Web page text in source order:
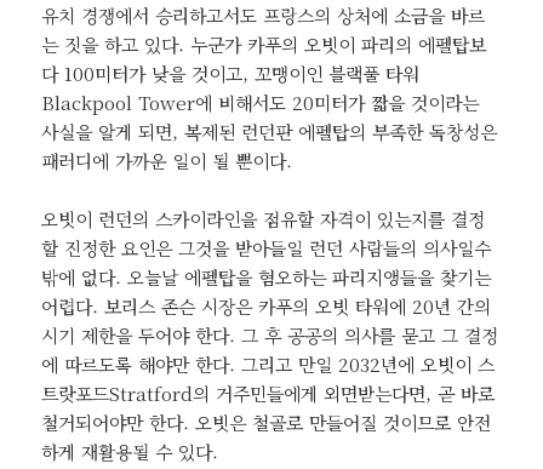
유치 경쟁에서 승리하고서도 프랑스의 상처에 소금을 바르
는 짓을 하고 있다. 누군가 카푸의 오빗이 파리의 에펠탑보
다 100미터가 낮을 것이고, 꼬맹이인 블랙풀 타워
Blackpool Tower에 비해서도 20미터가 짧을 것이라는
사실을 알게 되면, 복제된 런던판 에펠탑의 부족한 독창성은
패러디에 가까운 일이 될 뿐이다.
오빗이 런던의 스카이라인을 점유할 자격이 있는지를 결정
할 진정한 요인은 그것을 받아들일 런던 사람들의 의사일수
밖에 없다. 오늘날 에펠탑을 혐오하는 파리지앵들을 찾기는
어렵다. 보리스 존슨 시장은 카푸의 오빗 타워에 20년 간의
시기 제한을 두어야 한다. 그 후 공공의 의사를 묻고 그 결정
에 따르도록 해야만 한다. 그리고 만일 2032년에 오빗이 스
트랏포드Stratford의 거주민들에게 외면받는다면, 곧 바로
철거되어야만 한다. 오빗은 철골로 만들어질 것이므로 안전
하게 재활용될 수 있다.